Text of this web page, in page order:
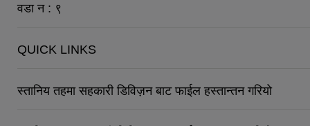
वडा न : ९
QUICK LINKS
स्तानिय तहमा सहकारी डिविज़न बाट फाईल हस्तान्तन गरियो